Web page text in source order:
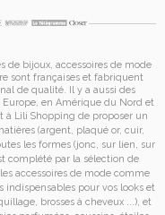
de bijoux, accessoires de mode
sont françaises et fabriquent
de qualité. Il y a aussi des
en Amérique du Nord et
à Lili Shopping de proposer un
(argent, plaqué or, cuir,
les formes (jonc, sur lien, sur
complété par la sélection de
les accessoires de mode comme
indispensables pour vos looks et
brosses à cheveux ...), et